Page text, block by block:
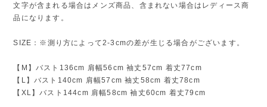
文字が含まれる場合はメンズ商品、含まれない場合はレディース商
品になります。
SIZE：※測り方によって2-3cmの差が生じる場合がございます。
【M】バスト136cm 肩幅56cm 袖丈57cm 着丈77cm
【L】バスト140cm 肩幅57cm 袖丈58cm 着丈78cm
【XL】バスト144cm 肩幅58cm 袖丈60cm 着丈79cm